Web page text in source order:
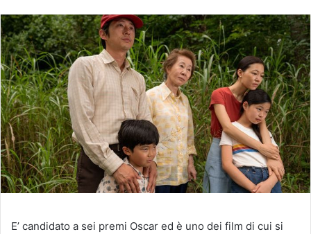
E’ candidato a sei premi Oscar ed è uno dei film di cui si